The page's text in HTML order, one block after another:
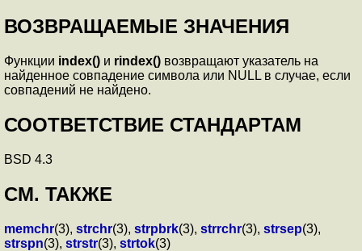
ВОЗВРАЩАЕМЫЕ ЗНАЧЕНИЯ
Функции index() и rindex() возвращают указатель на
найденное совпадение символа или NULL в случае, если
совпадений не найдено.
СООТВЕТСТВИЕ СТАНДАРТАМ
BSD 4.3
СМ. ТАКЖЕ
memchr(3), strchr(3), strpbrk(3), strrchr(3), strsep(3),
strspn(3), strstr(3), strtok(3)